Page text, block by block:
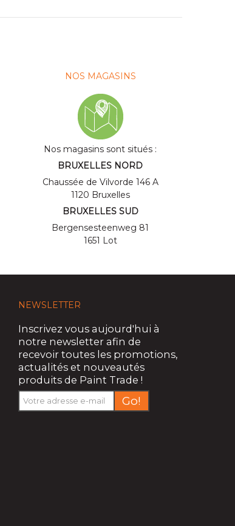
NOS MAGASINS
Nos magasins sont situés :
BRUXELLES NORD
Chaussée de Vilvorde 146 A
1120 Bruxelles
BRUXELLES SUD
Bergensesteenweg 81
1651 Lot
NEWSLETTER
Inscrivez vous aujourd'hui à
notre newsletter afin de
recevoir toutes les promotions,
actualités et nouveautés
produits de Paint Trade !
Go!